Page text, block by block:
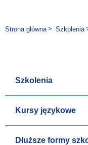
Jesteś tutaj:
Strona główna Szkolenia
Szkolenia
Kursy językowe
Dłuższe formy